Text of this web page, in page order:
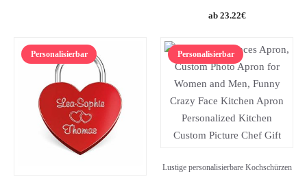
23.22€
Personalisierbar Personalisierbar
Lustige personalisierbare Kochschürzen